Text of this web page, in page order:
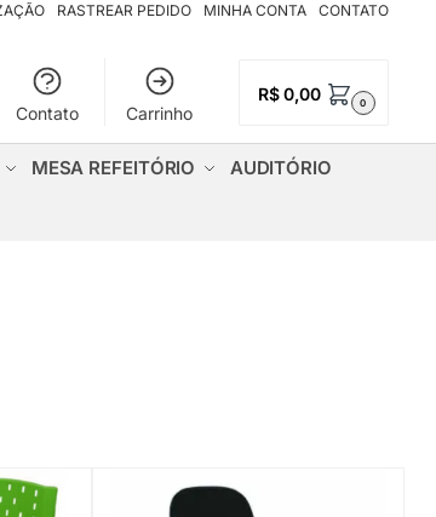
RASTREAR PEDIDO MINHA CONTA CONTATO
Contato Carrinho
R$0,00 0
MESA REFEITÓRIO AUDITÓRIO